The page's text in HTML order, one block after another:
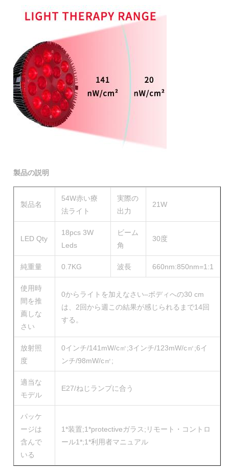
製品の説明
製品名
54W赤い療
法ライト
実際の
出力
21W
LED Qty
18pcs 3W
Leds
ビーム
角
30度
純重量 0.7KG 波長 660nm:850nm=1:1
使用時
間を推
薦しな
さい
0からライトを加えなさい–ボディへの30 cm
は、2回から週この結果が感じられるまで14回
する。
放射照
度
0インチ/141mW/c㎡;3インチ/123mW/c㎡;6イ
ンチ/98mW/c㎡;
適当な
モデル
E27/ねじランプに合う
パッケ
ージは
含んで
いる
1*装置;1*protectiveガラス;リモート・コントロ
ール1*;1*利用者マニュアル